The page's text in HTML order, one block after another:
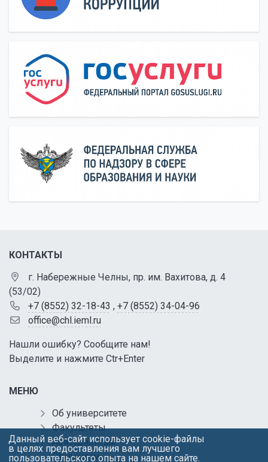
КОНТАКТЫ
г. Набережные Челны, пр. им. Вахитова, д. 4
(53/02)
+7 (8552) 32-18-43 , +7 (8552) 34-04-96
office@chl.ieml.ru
Нашли ошибку? Сообщите нам!
Выделите и нажмите Ctr+Enter
МЕНЮ
Об университете
Факультеты
Абитуриентам
Студентам
Данный веб-сайт использует cookie-файлы
в целях предоставления вам лучшего
пользовательского опыта на нашем сайте.